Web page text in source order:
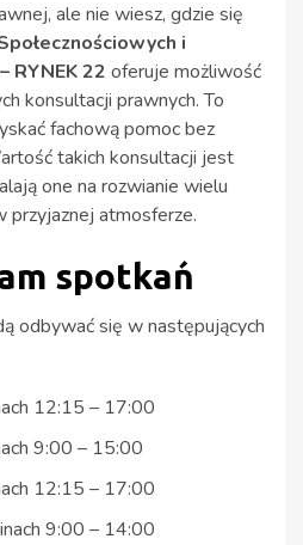
ale nie wiesz, gdzie się
i
RYNEK 22 oferuje możliwość
konsultacji prawnych. To
fachową pomoc bez
takich konsultacji jest
one na rozwianie wielu
atmosferze.
spotkań
odbywać się w następujących
12:15 – 17:00
9:00 – 15:00
12:15 – 17:00
9:00 – 14:00